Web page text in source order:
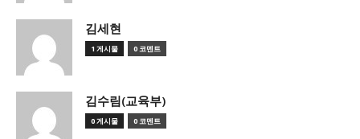
김세현
1 게시물 0 코멘트
김수림(교육부)
0 게시물 0 코멘트